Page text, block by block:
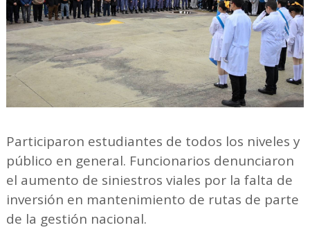
Participaron estudiantes de todos los niveles y
público en general. Funcionarios denunciaron
el aumento de siniestros viales por la falta de
inversión en mantenimiento de rutas de parte
de la gestión nacional.